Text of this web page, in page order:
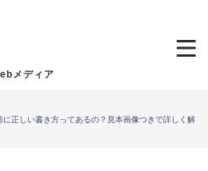
メディア
正しい書き方ってあるの？見本画像つきで詳しく解